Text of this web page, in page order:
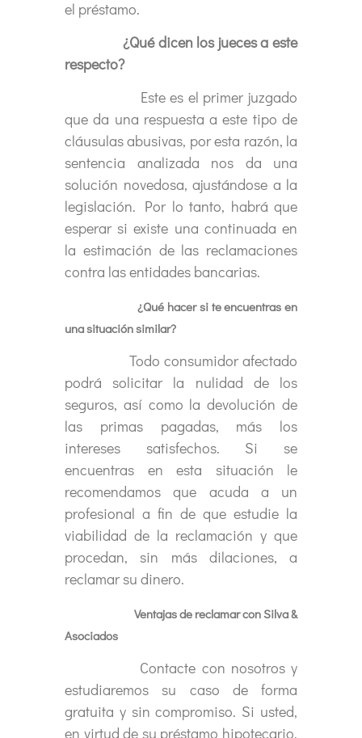
el préstamo.
¿Qué dicen los jueces a este
respecto?
Este es el primer juzgado
que da una respuesta a este tipo de
cláusulas abusivas, por esta razón, la
sentencia analizada nos da una
solución novedosa, ajustándose a la
legislación. Por lo tanto, habrá que
esperar si existe una continuada en
la estimación de las reclamaciones
contra las entidades bancarias.
¿Qué hacer si te encuentras en
una situación similar?
Todo consumidor afectado
podrá solicitar la nulidad de los
seguros, así como la devolución de
las primas pagadas, más los
intereses satisfechos. Si se
encuentras en esta situación le
recomendamos que acuda a un
profesional a fin de que estudie la
viabilidad de la reclamación y que
procedan, sin más dilaciones, a
reclamar su dinero.
Ventajas de reclamar con Silva &
Asociados
Contacte con nosotros y
estudiaremos su caso de forma
gratuita y sin compromiso. Si usted,
en virtud de su préstamo hipotecario,